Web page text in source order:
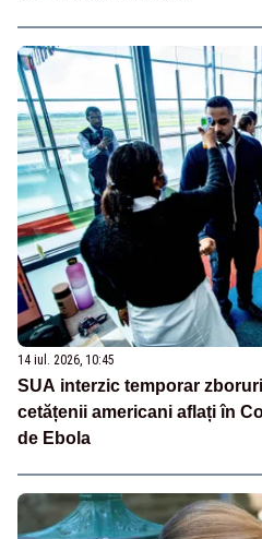
14 iul. 2026, 10:45
SUA interzic temporar
cetățenii americani aflați în
de Ebola